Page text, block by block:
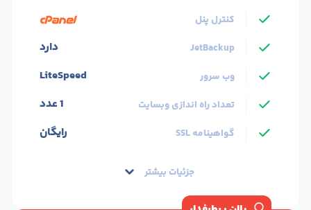
کنترل پنل
JetBackup
دارد
وب سرور LiteSpeed
تعداد راه اندازی وبسایت 1 عدد
گواهینامه SSL رایگان
جزئیات بیشتر